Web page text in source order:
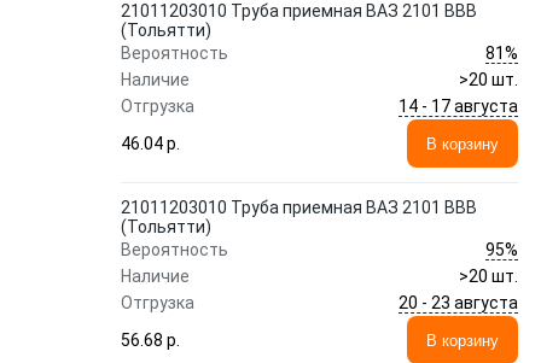
21011203010 Труба приемная ВАЗ 2101 ВВВ
(Тольятти)
Вероятность
81%
Наличие
>20 шт.
Отгрузка
14 - 17 августа
46.04 p.
В корзину
21011203010 Труба приемная ВАЗ 2101 ВВВ
(Тольятти)
Вероятность
95%
Наличие
>20 шт.
Отгрузка
20 - 23 августа
56.68 p.
В корзину